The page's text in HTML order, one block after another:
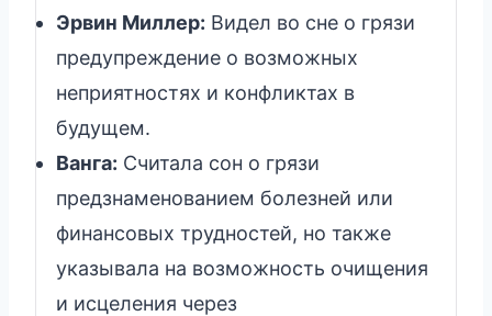
Эрвин Миллер: Видел во сне о грязи
предупреждение о возможных
неприятностях и конфликтах в
будущем.
Ванга: Считала сон о грязи
предзнаменованием болезней или
финансовых трудностей, но также
указывала на возможность очищения
и исцеления через